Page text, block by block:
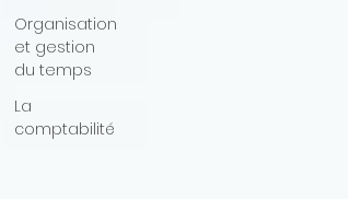
Organisation
et gestion
du temps
La
comptabilité